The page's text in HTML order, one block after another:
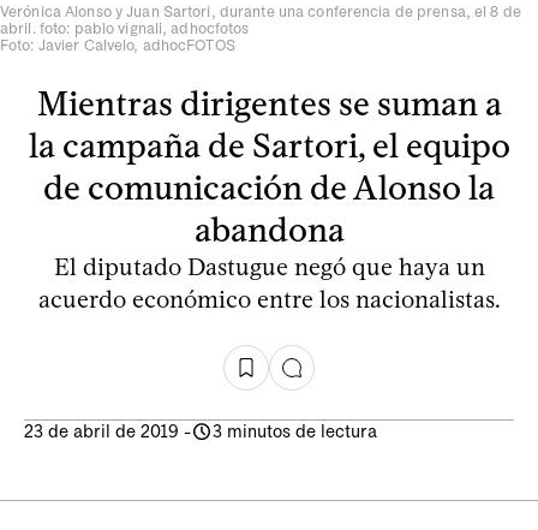
Verónica Alonso y Juan Sartori, durante una conferencia de prensa, el 8 de
abril. foto: pablo vignali, adhocfotos
Foto: Javier Calvelo, adhocFOTOS
Mientras dirigentes se suman a
la campaña de Sartori, el equipo
de comunicación de Alonso la
abandona
El diputado Dastugue negó que haya un
acuerdo económico entre los nacionalistas.
23 de abril de 2019 - 3 minutos de lectura